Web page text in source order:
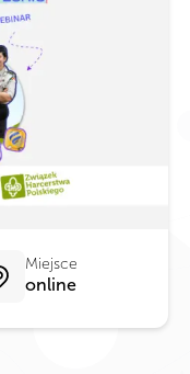
Miejsce
online